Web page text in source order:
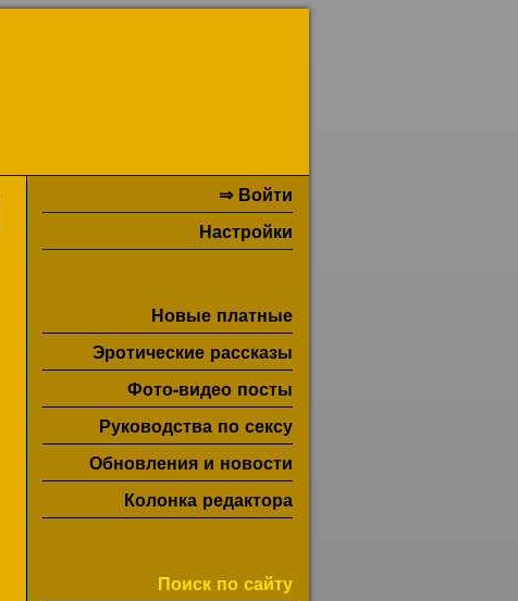
⇒ Войти
Настройки
Новые платные
Эротические рассказы
Фото-видео посты
Руководства по сексу
Обновления и новости
Колонка редактора
Поиск по сайту